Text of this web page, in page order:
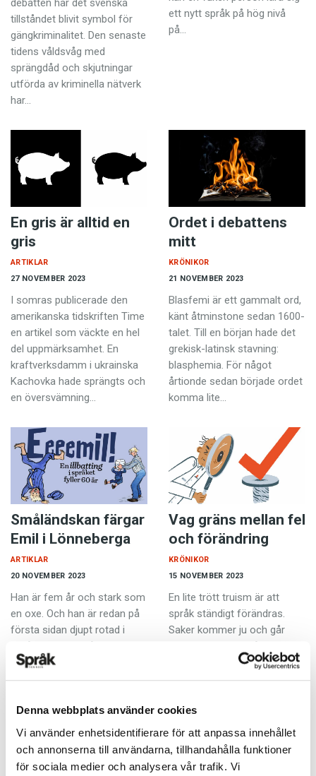
Denna webbplats använder cookies
Vi använder enhetsidentifierare för att anpassa innehållet
och annonserna till användarna, tillhandahålla funktioner
för sociala medier och analysera vår trafik. Vi
debatten har det svenska
tillståndet blivit symbol för
gängkriminalitet. Den senaste
tidens våldsvåg med
sprängdåd och skjutningar
utförda av kriminella nätverk
har…
ett nytt språk på hög nivå
på…
En gris är alltid en
gris
27 NOVEMBER 2023
ARTIKLAR
I somras publicerade den
amerikanska tidskriften Time
en artikel som väckte en hel
del uppmärksamhet. En
kraftverksdamm i ukrainska
Kachovka hade sprängts och
en översvämning…
Ordet i debattens
mitt
21 NOVEMBER 2023
KRÖNIKOR
Blasfemi är ett gammalt ord,
känt åtminstone sedan 1600-
talet. Till en början hade det
grekisk-latinsk stavning:
blasphemia. För något
årtionde sedan började ordet
komma lite…
Småländskan färgar
Emil i Lönneberga
20 NOVEMBER 2023
ARTIKLAR
Han är fem år och stark som
en oxe. Och han är redan på
första sidan djupt rotad i
Han heter Emil…
Vag gräns mellan fel
och förändring
15 NOVEMBER 2023
KRÖNIKOR
En lite trött truism är att
språk ständigt förändras.
Saker kommer ju och går
stabilitet är detsamma som
lik­stelhet. Påståendet är…